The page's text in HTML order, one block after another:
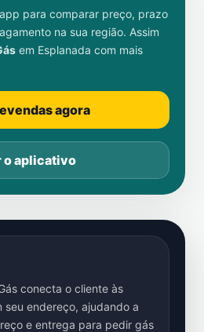
para comparar preço, prazo
na sua região. Assim
em Esplanada com mais
agora
o aplicativo
conecta o cliente às
endereço, ajudando a
e entrega para pedir gás